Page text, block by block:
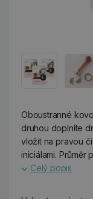
Oboustranné
druhou doplníte
vložit na pravou
iniciálami. Průměr
Celý popis